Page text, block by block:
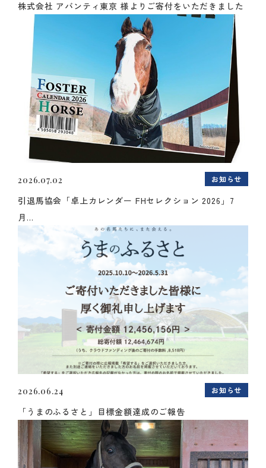
株式会社 アバンティ東京 様よりご寄付をいただきました
2026.07.02 お知らせ
引退馬協会「卓上カレンダー FHセレクション 2026」7
月...
2026.06.24 お知らせ
「うまのふるさと」目標金額達成のご報告